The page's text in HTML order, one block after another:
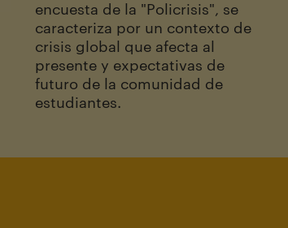
encuesta de la "Policrisis", se
caracteriza por un contexto de
crisis global que afecta al
presente y expectativas de
futuro de la comunidad de
estudiantes.